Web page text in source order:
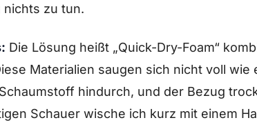
nichts zu tun.
Die Lösung heißt „Quick-Dry-Foam“
Materialien saugen sich nicht voll wie
hindurch, und der Bezug
Schauer wische ich kurz mit einem